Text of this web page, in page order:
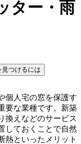
ター・雨
つけるには
個人宅の窓を保護す
要な業種です。新築
換えなどのサービス
しておくことで自然
熱といったメリット